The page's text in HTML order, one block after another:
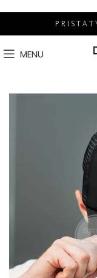
P R I S T A
MENU